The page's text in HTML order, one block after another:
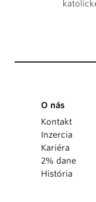
O nás
Kontakt
Inzercia
Kariéra
2% dane
História